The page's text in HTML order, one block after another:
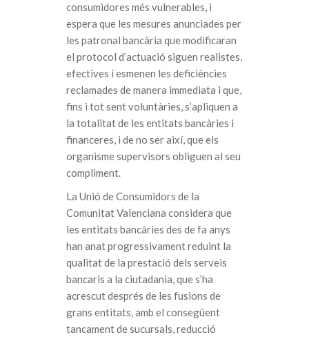
consumidores més vulnerables, i
espera que les mesures anunciades per
les patronal bancària que modificaran
el protocol d’actuació siguen realistes,
efectives i esmenen les deficiències
reclamades de manera immediata i que,
fins i tot sent voluntàries, s’apliquen a
la totalitat de les entitats bancàries i
financeres, i de no ser així, que els
organisme supervisors obliguen al seu
compliment.
La Unió de Consumidors de la
Comunitat Valenciana considera que
les entitats bancàries des de fa anys
han anat progressivament reduint la
qualitat de la prestació dels serveis
bancaris a la ciutadania, que s’ha
acrescut després de les fusions de
grans entitats, amb el consegüent
tancament de sucursals, reducció